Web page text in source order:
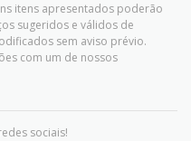
itens apresentados poderão
sugeridos e válidos de
sem aviso prévio.
com um de nossos
sociais!